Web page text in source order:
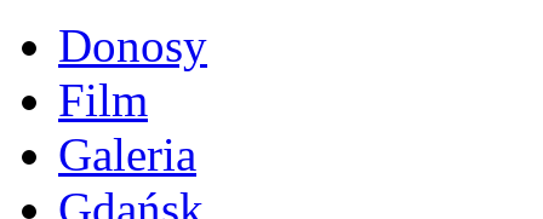
Donosy
Film
Galeria